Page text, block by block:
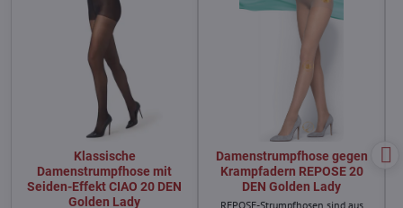
Klassische
Damenstrumpfhose mit
Seiden-Effekt CIAO 20 DEN
Golden Lady
Damenstrumpfhose gegen
Krampfadern REPOSE 20
DEN Golden Lady
REPOSE-Strumpfhosen sind aus